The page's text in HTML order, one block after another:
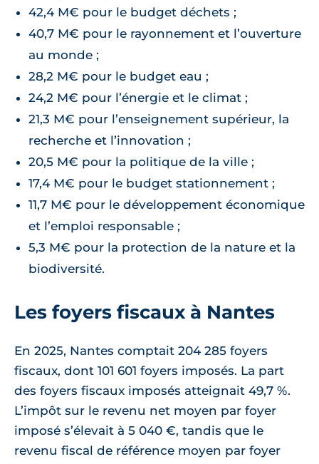
42,4 M€ pour le budget déchets ;
40,7 M€ pour le rayonnement et l’ouverture
au monde ;
28,2 M€ pour le budget eau ;
24,2 M€ pour l’énergie et le climat ;
21,3 M€ pour l’enseignement supérieur, la
recherche et l’innovation ;
20,5 M€ pour la politique de la ville ;
17,4 M€ pour le budget stationnement ;
11,7 M€ pour le développement économique
et l’emploi responsable ;
5,3 M€ pour la protection de la nature et la
biodiversité.
Les foyers fiscaux à Nantes
En 2025, Nantes comptait 204 285 foyers
fiscaux, dont 101 601 foyers imposés. La part
des foyers fiscaux imposés atteignait 49,7 %.
L’impôt sur le revenu net moyen par foyer
imposé s’élevait à 5 040 €, tandis que le
revenu fiscal de référence moyen par foyer